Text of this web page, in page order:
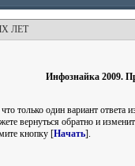
ЛЕТ
Инфознайка 2009.
только один вариант ответа
вернуться обратно и
кнопку [Начать].